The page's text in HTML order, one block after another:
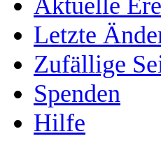
Aktuelle
Letzte
Zufällige
Spenden
Hilfe